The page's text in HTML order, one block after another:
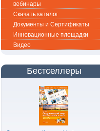
вебинары
Скачать каталог
Документы и Сертификаты
Инновационные площадки
Видео
Бестселлеры